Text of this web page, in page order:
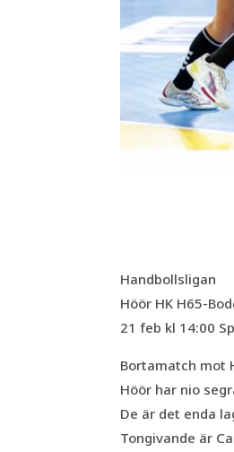
Handbollsligan
Höör HK H65-
21 feb kl 14:00
Bortamatch mot
Höör har nio
De är det enda
Tongivande är